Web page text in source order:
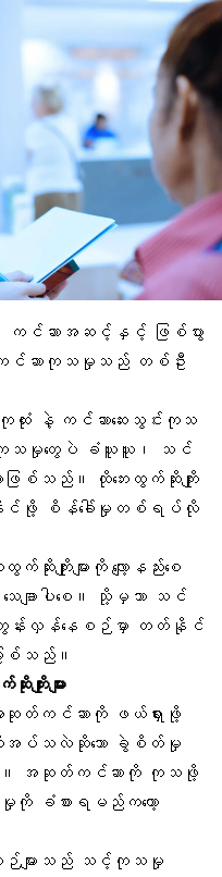
၊ ကင်ဆာအဆင့်နှင့် ဖြစ်ပွား
တ်ကင်ဆာကုသမှုသည် တစ်ဦး
ထုံး နဲ့ ကင်ဆာဆေးသွင်းကုသ
ာကုသမှုတွေပဲ ခံယူယူ၊ သင်
မှာဖြစ်သည်။ ထိုဘေးထွက်ဆိုးကျိုး
င်ဖို့ စိန်ခေါ်မှုတစ်ရပ်လို
ျိုးများကို လျော့နည်းစေ
ချာပါစေ။ သို့မှသာ သင်
းလှန်နေစဉ်မှာ တတ်နိုင်
ြစ်သည်။
းများ
အဆုတ်ကင်ဆာကို ဖယ်ရှားဖို့
အပ်သလဲဆိုသော ခွဲစိတ်မှု
တယ်။ အဆုတ်ကင်ဆာကို ကုသဖို့
ကို ခံစားရမည်ကတော့
ဉ်များသည် သင့်ကုသမှု